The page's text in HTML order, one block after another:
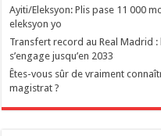
Ayiti/Eleksyon: Plis pase 11 000
eleksyon yo
Transfert record au Real Madrid
s’engage jusqu’en 2033
Êtes-vous sûr de vraiment
magistrat ?